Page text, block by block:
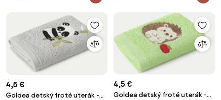
4,5 €
Goldea detský froté uterák -
4,5 €
Goldea detský froté uterák -